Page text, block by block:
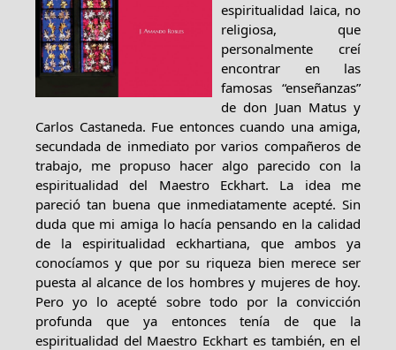
espiritualidad laica, no
religiosa, que
personalmente creí
encontrar en las
famosas “enseñanzas”
de don Juan Matus y
Carlos Castaneda. Fue entonces cuando una amiga,
secundada de inmediato por varios compañeros de
trabajo, me propuso hacer algo parecido con la
espiritualidad del Maestro Eckhart. La idea me
pareció tan buena que inmediatamente acepté. Sin
duda que mi amiga lo hacía pensando en la calidad
de la espiritualidad eckhartiana, que ambos ya
conocíamos y que por su riqueza bien merece ser
puesta al alcance de los hombres y mujeres de hoy.
Pero yo lo acepté sobre todo por la convicción
profunda que ya entonces tenía de que la
espiritualidad del Maestro Eckhart es también, en el